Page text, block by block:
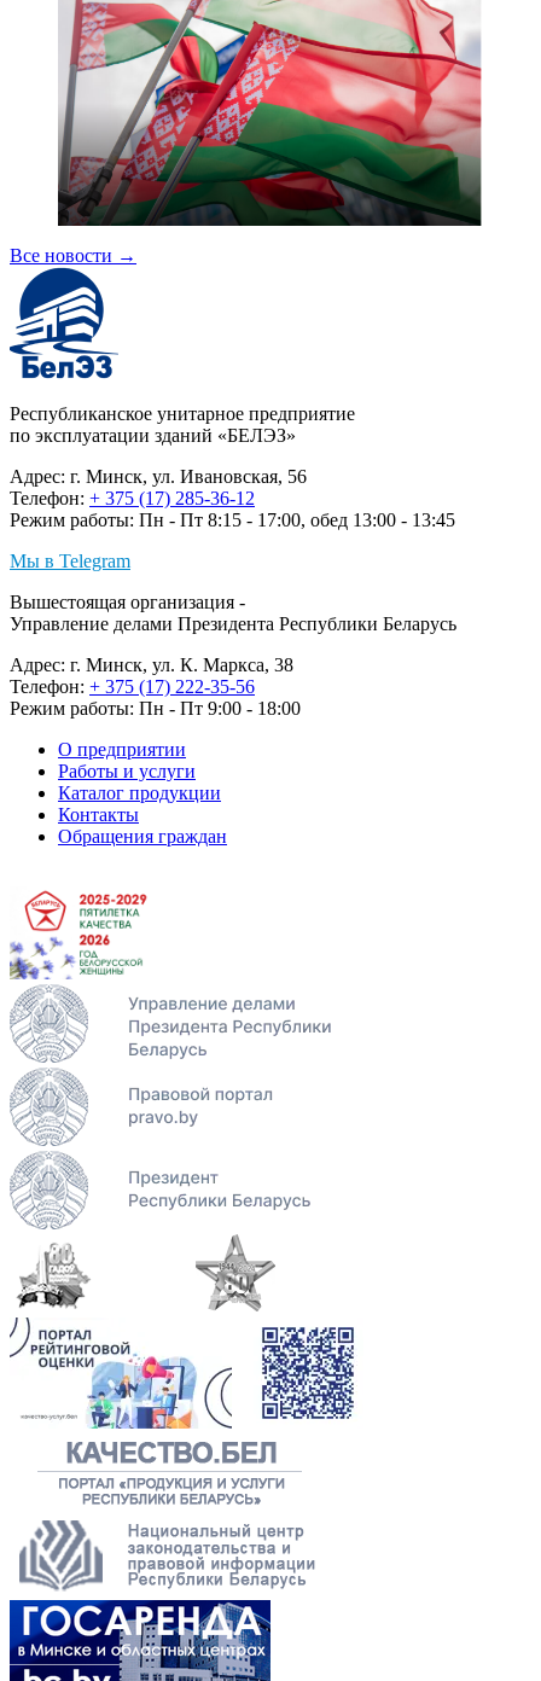
Все новости →
Республиканское унитарное предприятие
по эксплуатации зданий «БЕЛЭЗ»
Адрес: г. Минск, ул. Ивановская, 56
Телефон: + 375 (17) 285-36-12
Режим работы: Пн - Пт 8:15 - 17:00, обед 13:00 - 13:45
Мы в Telegram
Вышестоящая организация -
Управление делами Президента Республики Беларусь
Адрес: г. Минск, ул. К. Маркса, 38
Телефон: + 375 (17) 222-35-56
Режим работы: Пн - Пт 9:00 - 18:00
О предприятии
Работы и услуги
Каталог продукции
Контакты
Обращения граждан